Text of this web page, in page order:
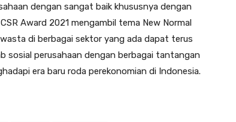
dengan sangat baik khususnya dengan
Award 2021 mengambil tema New Normal
di berbagai sektor yang ada dapat terus
sosial perusahaan dengan berbagai tantangan
era baru roda perekonomian di Indonesia.